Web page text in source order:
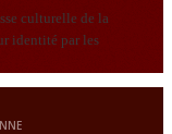
culturelle de la
identité par les